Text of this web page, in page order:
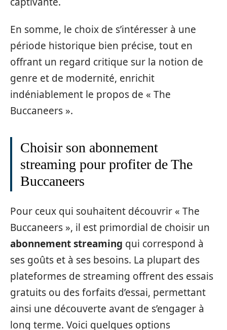
En somme, le choix de s’intéresser à une
période historique bien précise, tout en
offrant un regard critique sur la notion de
genre et de modernité, enrichit
indéniablement le propos de « The
Buccaneers ».
Choisir son abonnement
streaming pour profiter de The
Buccaneers
Pour ceux qui souhaitent découvrir « The
Buccaneers », il est primordial de choisir un
abonnement streaming qui correspond à
ses goûts et à ses besoins. La plupart des
plateformes de streaming offrent des essais
gratuits ou des forfaits d’essai, permettant
ainsi une découverte avant de s’engager à
long terme. Voici quelques options